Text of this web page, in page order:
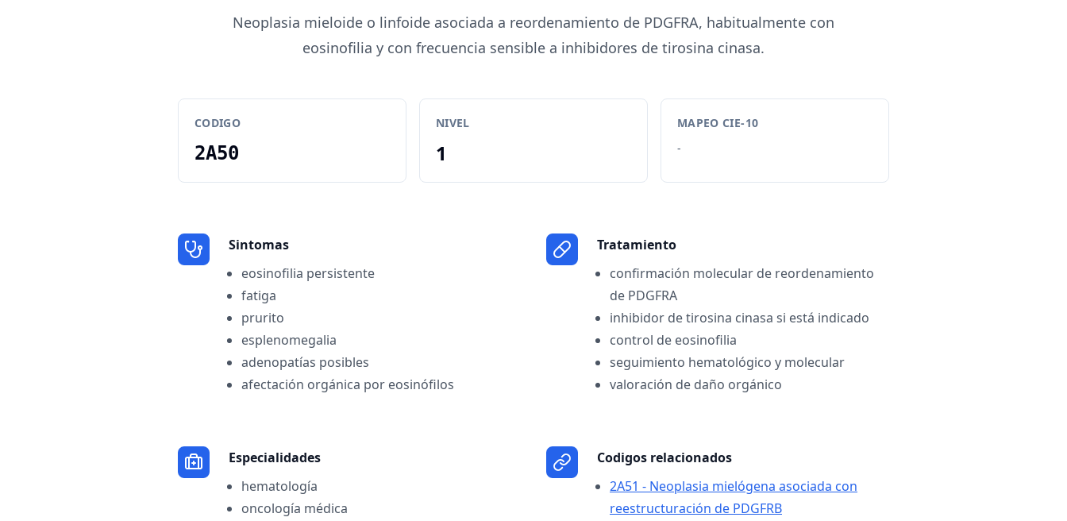
Neoplasia mieloide o linfoide asociada a reordenamiento de PDGFRA, habitualmente con
eosinofilia y con frecuencia sensible a inhibidores de tirosina cinasa.
CODIGO
2A50
NIVEL
1
MAPEO CIE-10
-
Sintomas
eosinofilia persistente
fatiga
prurito
esplenomegalia
adenopatías posibles
afectación orgánica por eosinófilos
Tratamiento
confirmación molecular de reordenamiento
de PDGFRA
inhibidor de tirosina cinasa si está indicado
control de eosinofilia
seguimiento hematológico y molecular
valoración de daño orgánico
Especialidades
hematología
oncología médica
Codigos relacionados
2A51 - Neoplasia mielógena asociada con
reestructuración de PDGFRB